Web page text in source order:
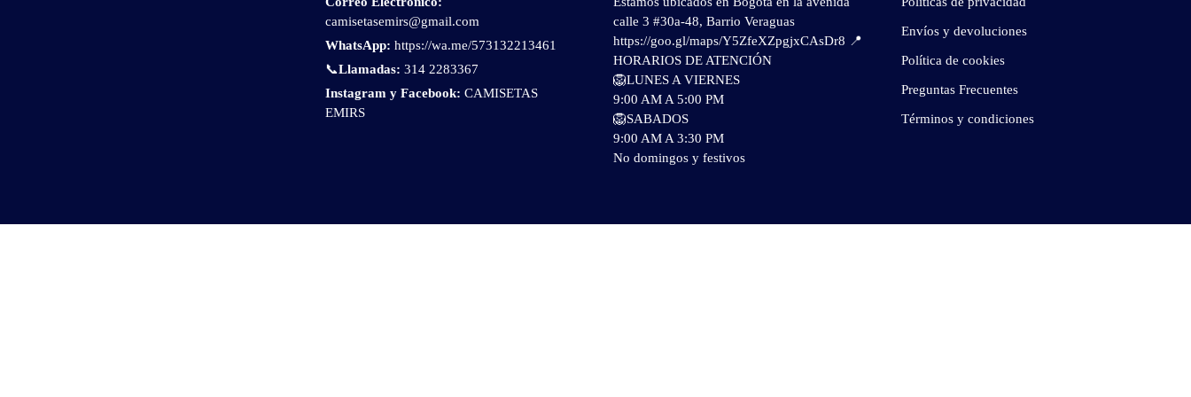
camisetasemirs@gmail.com
WhatsApp: https://wa.me/573132213461
📞Llamadas: 314 2283367
Instagram y Facebook: CAMISETAS
EMIRS
calle 3 #30a-48, Barrio Veraguas
https://goo.gl/maps/Y5ZfeXZpgjxCAsDr8 📍
HORARIOS DE ATENCIÓN
🦁LUNES A VIERNES
9:00 AM A 5:00 PM
🦁SABADOS
9:00 AM A 3:30 PM
No domingos y festivos
Envíos y devoluciones
Política de cookies
Preguntas Frecuentes
Términos y condiciones